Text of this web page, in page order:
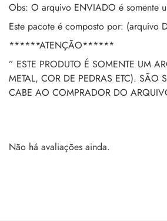
Obs: O arquivo ENVIADO é somente
Este pacote é composto por: (arquivo
******ATENÇÃO******
” ESTE PRODUTO É SOMENTE UM
METAL, COR DE PEDRAS ETC).
CABE AO COMPRADOR DO
Não há avaliações ainda.